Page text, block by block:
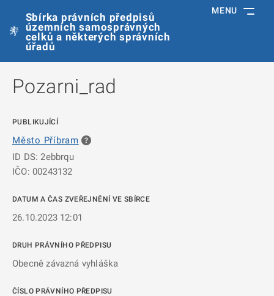
Sbírka právních předpisů
územních samosprávných
celků a některých správních
úřadů
MENU
Pozarni_rad
PUBLIKUJÍCÍ
Město Příbram
ID DS: 2ebbrqu
IČO: 00243132
DATUM A ČAS ZVEŘEJNĚNÍ VE SBÍRCE
26.10.2023 12:01
DRUH PRÁVNÍHO PŘEDPISU
Obecně závazná vyhláška
ČÍSLO PRÁVNÍHO PŘEDPISU